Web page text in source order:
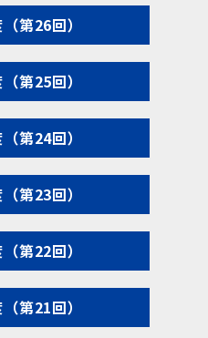
第26回）
第25回）
第24回）
第23回）
第22回）
第21回）